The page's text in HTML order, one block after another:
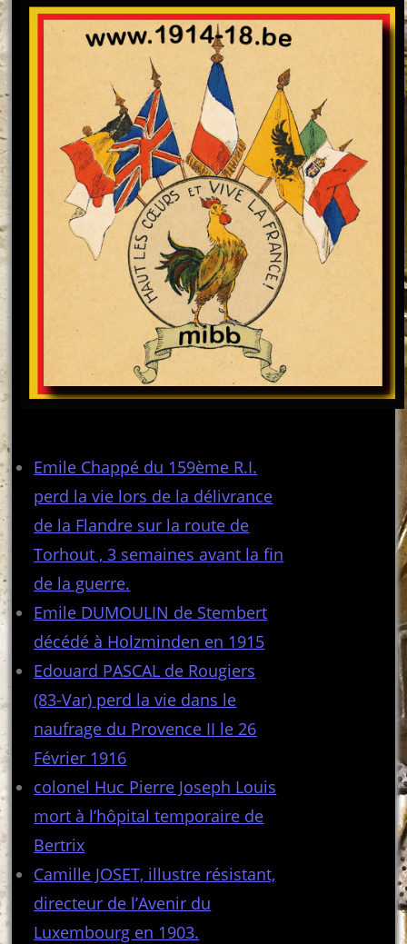
Emile Chappé du 159ème R.I.
perd la vie lors de la délivrance
de la Flandre sur la route de
Torhout , 3 semaines avant la fin
de la guerre.
Emile DUMOULIN de Stembert
décédé à Holzminden en 1915
Edouard PASCAL de Rougiers
(83-Var) perd la vie dans le
naufrage du Provence II le 26
Février 1916
colonel Huc Pierre Joseph Louis
mort à l’hôpital temporaire de
Bertrix
Camille JOSET, illustre résistant,
directeur de l’Avenir du
Luxembourg en 1903.